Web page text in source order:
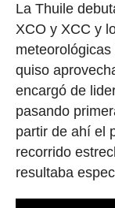
La Thuile
XCO y XCC y
quiso
encargó de
pasando
partir de ahí el
recorrido
resultaba